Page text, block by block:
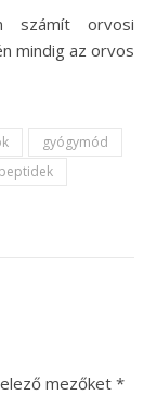
számít orvosi
mindig az orvos
gyógymód
peptidek
mezőket *